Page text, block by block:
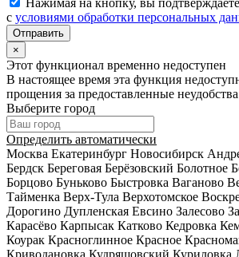
с условиями обработки персональных
×
Этот функционал временно недоступен
В настоящее время эта функция
прощения за предоставленные
Выберите город
Определить автоматически
Москва Екатеринбург Новосибирск
Бердск Береговая Берёзовский Болотное
Борцово Буньково Быстровка Ваганово
Тайменка Верх-Тула Верхотомское
Дорогино Дупленская Евсино Залесово
Карасёво Карпысак Катково Кедровка
Коурак Красноглинное Красное
Криводановка Кудряшовский Куриловка